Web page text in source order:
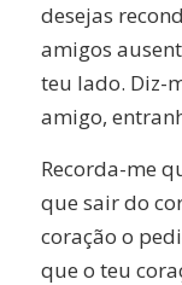
desejas
amigos
teu lado. Diz-
amigo,
Recorda-me
que sair do
coração o
que o teu